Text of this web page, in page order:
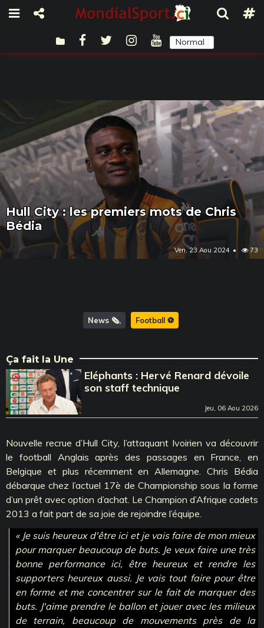
Normal
Hull City : les premiers mots de Chris
Bédia
Ven, 23 Aou 2024 73
News 🗞️ Football ⚽️
Ça fait la Une
Eléphants : Hervé Renard dévoile
son staff technique
Jeu, 06 Aou 2026
Nouvelle recrue d’Hull City, l’attaquant Ivoirien va découvrir
le football Anglais après des passages en France, en
Belgique et plus récemment en Allemagne. Chris Bédia
débarque chez l’actuel 17è de Championship sous la forme
d’un prêt avec option d’achat. Le Champion d’Afrique cadets
2013 a fait part de sa joie de rejoindre l’équipe.
« Je suis heureux d'être ici et je vais faire de mon mieux
pour marquer beaucoup de buts. Je veux faire une très
bonne performance ici, être heureux et rendre les
supporters heureux aussi. Je vais tout faire pour être
en forme et me concentrer sur le fait de marquer des
buts. J'aime prendre le ballon et jouer avec les milieux
de terrain, beaucoup de mouvements près de la